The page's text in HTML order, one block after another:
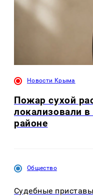
Новости Крыма
Пожар сухой
локализовали
районе
Общество
Судебные